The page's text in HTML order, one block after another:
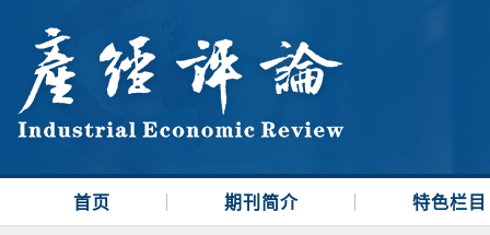
首页 期刊简介 特色栏目